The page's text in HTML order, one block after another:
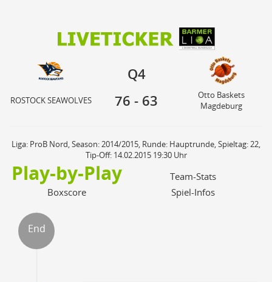
ROSTOCK SEAWOLVES
Otto Baskets
Magdeburg
Q4
76 - 63
ROSTOCK SEAWOLVES
Otto Baskets
Magdeburg
Liga: ProB Nord, Season: 2014/2015, Runde: Hauptrunde, Spieltag: 22,
Tip-Off: 14.02.2015 19:30 Uhr
Play-by-Play
Team-Stats
Boxscore
Spiel-Infos
End